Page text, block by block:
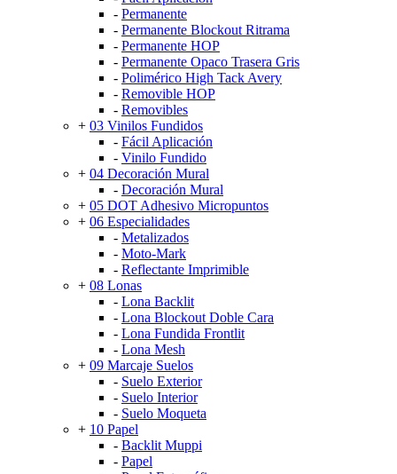
- Permanente
- Permanente Blockout Ritrama
- Permanente HOP
- Permanente Opaco Trasera Gris
- Polimérico High Tack Avery
- Removible HOP
- Removibles
+ 03 Vinilos Fundidos
- Fácil Aplicación
- Vinilo Fundido
+ 04 Decoración Mural
- Decoración Mural
+ 05 DOT Adhesivo Micropuntos
+ 06 Especialidades
- Metalizados
- Moto-Mark
- Reflectante Imprimible
+ 08 Lonas
- Lona Backlit
- Lona Blockout Doble Cara
- Lona Fundida Frontlit
- Lona Mesh
+ 09 Marcaje Suelos
- Suelo Exterior
- Suelo Interior
- Suelo Moqueta
+ 10 Papel
- Backlit Muppi
- Papel